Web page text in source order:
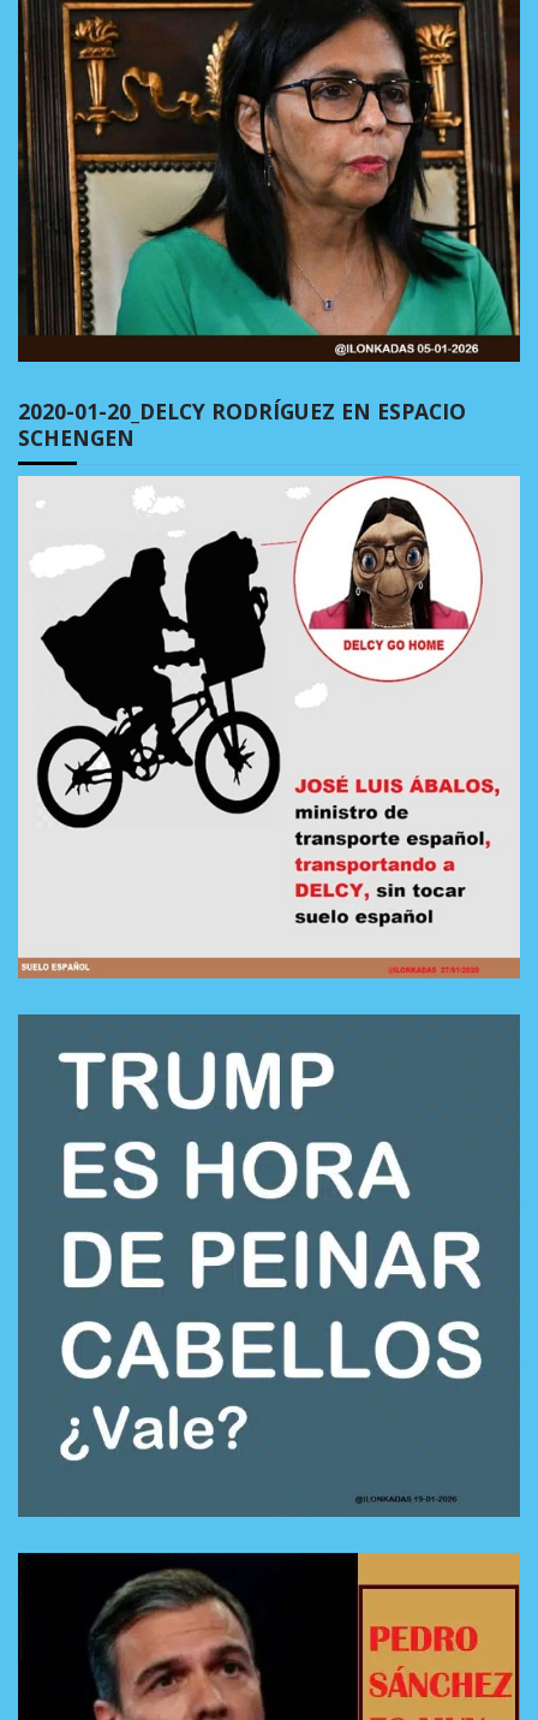
2020-01-20_DELCY RODRÍGUEZ EN ESPACIO
SCHENGEN